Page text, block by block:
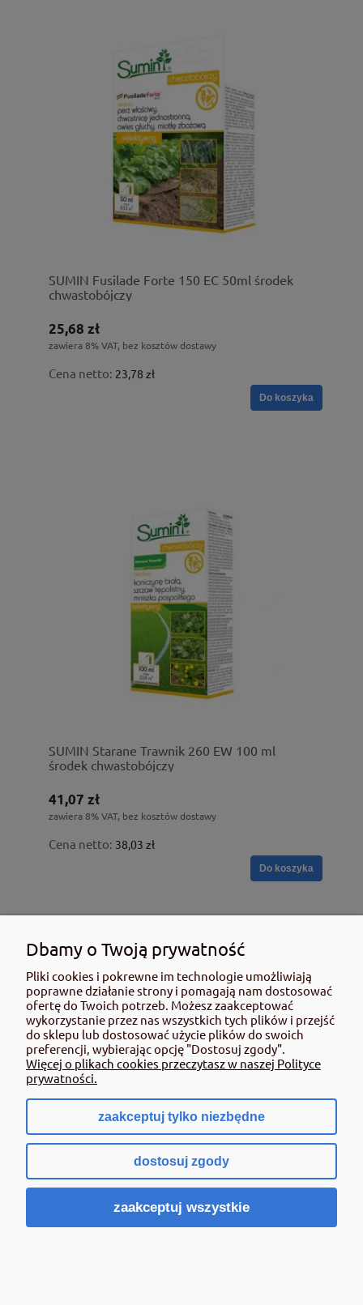
SUMIN Fusilade Forte 150 EC 50ml środek
chwastobójczy
25,68 zł
zawiera 8% VAT, bez kosztów dostawy
Cena netto: 23,78 zł
Do koszyka
SUMIN Starane Trawnik 260 EW 100 ml
środek chwastobójczy
41,07 zł
zawiera 8% VAT, bez kosztów dostawy
Cena netto: 38,03 zł
Do koszyka
SUMIN Starane Trawnik 260 EW 20ml środek
Dbamy o Twoją prywatność
Pliki cookies i pokrewne im technologie umożliwiają
poprawne działanie strony i pomagają nam dostosować
ofertę do Twoich potrzeb. Możesz zaakceptować
wykorzystanie przez nas wszystkich tych plików i przejść
do sklepu lub dostosować użycie plików do swoich
preferencji, wybierając opcję "Dostosuj zgody".
Więcej o plikach cookies przeczytasz w naszej Polityce
prywatności.
zaakceptuj tylko niezbędne
dostosuj zgody
zaakceptuj wszystkie